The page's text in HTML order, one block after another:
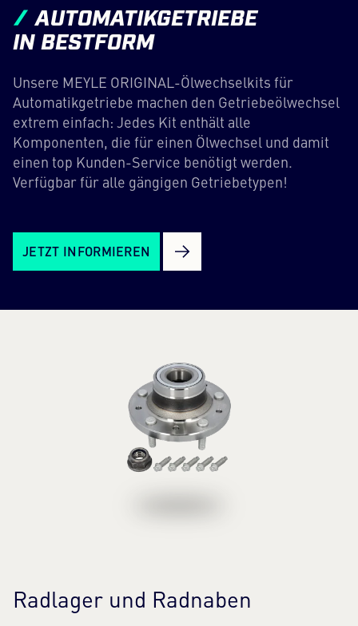
AUTOMATIKGETRIEBE
IN BESTFORM
Unsere MEYLE ORIGINAL-Ölwechselkits für
Automatikgetriebe machen den Getriebeölwechsel
extrem einfach: Jedes Kit enthält alle
Komponenten, die für einen Ölwechsel und damit
einen top Kunden-Service benötigt werden.
Verfügbar für alle gängigen Getriebetypen!
JETZT INFORMIEREN
Radlager und Radnaben